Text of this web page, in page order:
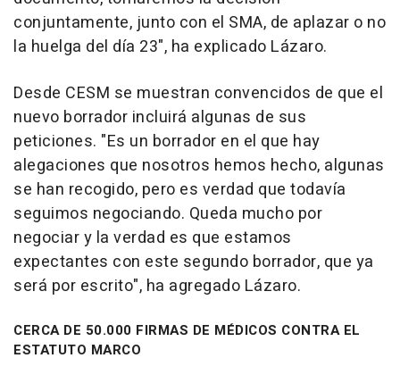
conjuntamente, junto con el SMA, de aplazar o no
la huelga del día 23", ha explicado Lázaro.
Desde CESM se muestran convencidos de que el
nuevo borrador incluirá algunas de sus
peticiones. "Es un borrador en el que hay
alegaciones que nosotros hemos hecho, algunas
se han recogido, pero es verdad que todavía
seguimos negociando. Queda mucho por
negociar y la verdad es que estamos
expectantes con este segundo borrador, que ya
será por escrito", ha agregado Lázaro.
CERCA DE 50.000 FIRMAS DE MÉDICOS CONTRA EL
ESTATUTO MARCO